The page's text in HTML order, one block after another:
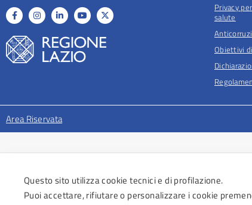
Privacy
salute
Obiettivi
Area Riservata
Questo sito utilizza cookie tecnici e di profilazione.
Puoi accettare, rifiutare o personalizzare i cookie